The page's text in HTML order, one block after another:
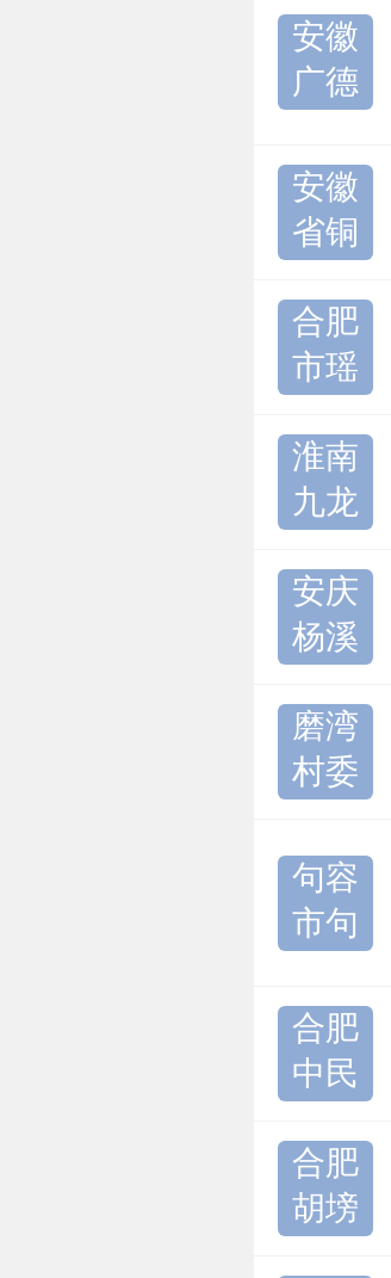
安徽
广德
安徽
省铜
合肥
市瑶
淮南
九龙
安庆
杨溪
磨湾
村委
句容
市句
合肥
中民
合肥
胡塝